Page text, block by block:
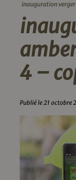
inauguration
4 –
Publié le 21 octobre